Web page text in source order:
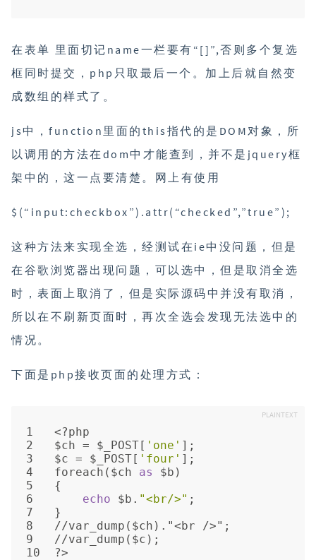
在表单 里面切记name一栏要有“[]”,否则多个复选
框同时提交，php只取最后一个。加上后就自然变
成数组的样式了。
js中，function里面的this指代的是DOM对象，所
以调用的方法在dom中才能查到，并不是jquery框
架中的，这一点要清楚。网上有使用
$(“input:checkbox”).attr(“checked”,”true”);
这种方法来实现全选，经测试在ie中没问题，但是
在谷歌浏览器出现问题，可以选中，但是取消全选
时，表面上取消了，但是实际源码中并没有取消，
所以在不刷新页面时，再次全选会发现无法选中的
情况。
下面是php接收页面的处理方式：
1
2
3
4
5
6
7
8
9
10
<?php
$ch = $_POST[ 'one' ];
$c = $_POST[ 'four' ];
foreach ($ch as
$b)
{
echo $b. "<br/>" ;
}
//var_dump($ch)."<br />";
//var_dump($c);
?>